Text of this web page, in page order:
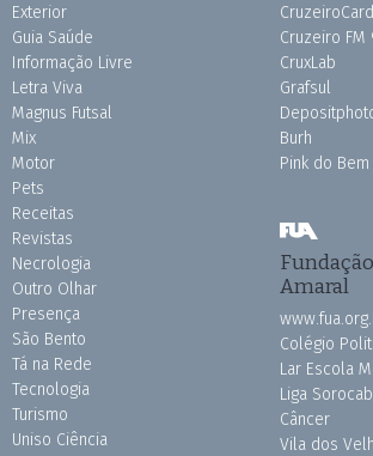
Exterior
Guia Saúde
Informação Livre
Letra Viva
Magnus Futsal
Mix
Motor
Pets
Receitas
Revistas
Necrologia
Outro Olhar
Presença
São Bento
Tá na Rede
Tecnologia
Turismo
Uniso Ciência
CruzeiroCard
Cruzeiro FM
CruxLab
Grafsul
Burh
Pink do Bem
Amaral
Colégio
Lar Escola
Liga
Câncer
Vila dos